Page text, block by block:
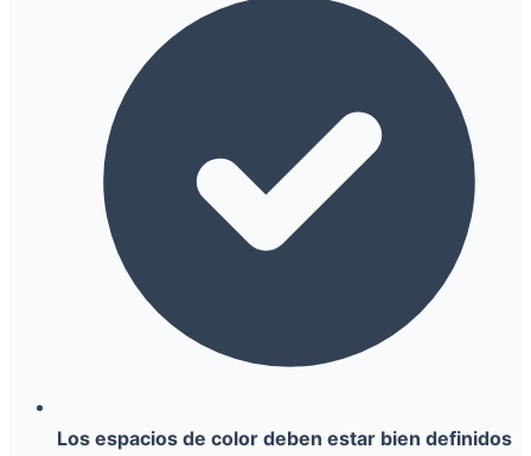
Los espacios de color deben estar bien definidos